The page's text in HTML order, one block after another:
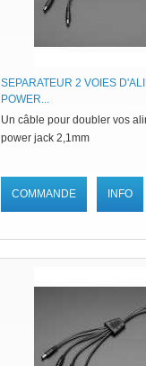
SEPARATEUR 2 VOIES
POWER...
Un câble pour doubler vos
power jack 2,1mm
COMMANDE INFO